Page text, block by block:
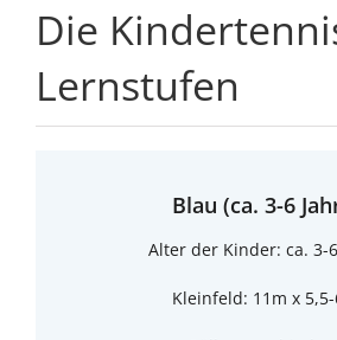
Die
Lernstufen
Blau (ca. 3-6
Alter der Kinder: ca. 3-
Kleinfeld: 11m x